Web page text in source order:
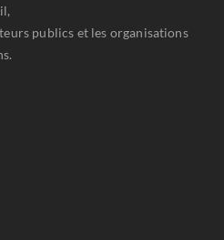
publics et les organisations